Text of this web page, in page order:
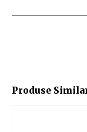
Produse